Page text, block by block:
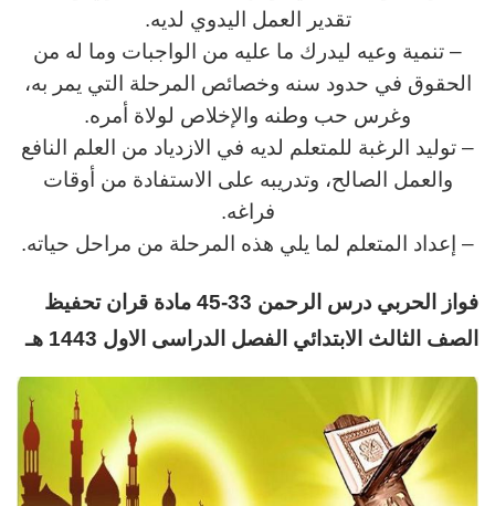
تقدير العمل اليدوي لديه.
– تنمية وعيه ليدرك ما عليه من الواجبات وما له من
الحقوق في حدود سنه وخصائص المرحلة التي يمر به،
وغرس حب وطنه والإخلاص لولاة أمره.
– توليد الرغبة للمتعلم لديه في الازدياد من العلم النافع
والعمل الصالح، وتدريبه على الاستفادة من أوقات
فراغه.
– إعداد المتعلم لما يلي هذه المرحلة من مراحل حياته.
فواز الحربي درس الرحمن 33-45 مادة قران تحفيظ
الصف الثالث الابتدائي الفصل الدراسى الاول 1443 هـ